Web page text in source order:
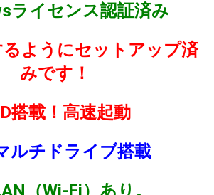
ライセンス認証済み
るようにセットアップ済
みです！
搭載！高速起動
ルチドライブ搭載
（Wi-Fi）あり。